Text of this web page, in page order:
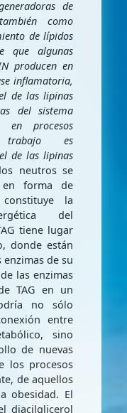
de
como
de lípidos
que algunas
producen en
inflamatoria,
de las lipinas
del sistema
en procesos
trabajo es
de las lipinas
neutros se
en forma de
la
del
tiene lugar
donde están
de su
las enzimas
TAG en un
no sólo
entre
sino
de nuevas
los procesos
de aquellos
obesidad. El
diacilglicerol